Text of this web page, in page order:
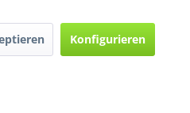
009
Konfigurieren